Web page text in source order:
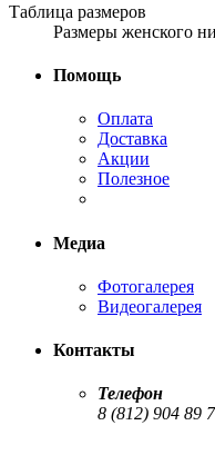
Таблица размеров
Размеры женского
Помощь
Оплата
Доставка
Акции
Полезное
Медиа
Фотогалерея
Видеогалерея
Контакты
Телефон
8 (812) 904 89